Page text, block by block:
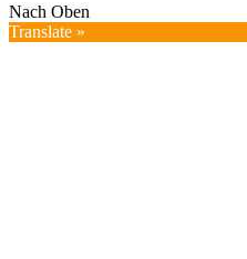
Nach Oben
Translate »